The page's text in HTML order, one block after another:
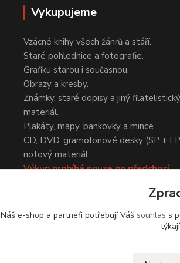
Vykupujeme
Vzácné knihy všech žánrů a stáří.
Staré pohlednice a fotografie.
Grafiku starou i současnou.
Obrazy a kresby.
Známky, staré dopisy a jiný filatelistický
materiál.
Plakáty, mapy, bankovky a mince.
CD, DVD, gramofonové desky (SP +
notový materiál.
Výkup probíhá pouze po předchozí
Náš e-shop a partneři potřebují Váš souhlas s